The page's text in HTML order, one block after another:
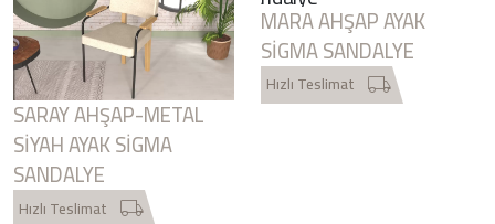
SARAY AHŞAP-METAL
SIYAH AYAK SIGMA
SANDALYE
Hızlı Teslimat
MARA AHŞAP AYAK
SIGMA SANDALYE
Hızlı Teslimat